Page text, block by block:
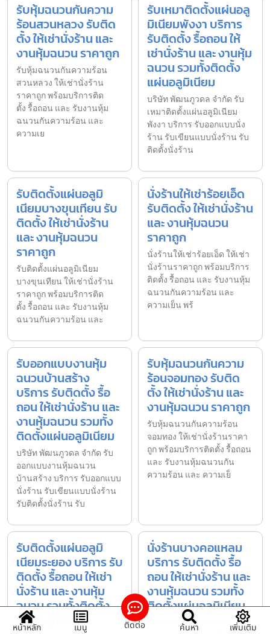
รับหุ้มฉนวนกันความ
ร้อนสวนหลวง รับติด
ตั้ง ให้เช่านั่งร้าน และ
งานหุ้มฉนวน ราคาถูก
รับหุ้มฉนวนกันความร้อน
สวนหลวง ให้เช่านั่งร้าน
ราคาถูก พร้อมบริการติด
ตั้ง รื้อถอน และ รับงานหุ้ม
ฉนวนกันความร้อน และ
ความเย
รับเหมาติดตั้งแผ่นอลู
มิเนียมพังงา บริการ
รับติดตั้ง รื้อถอน ให้
เช่านั่งร้าน และ งานหุ้ม
ฉนวน รวมทั้งติดตั้ง
แผ่นอลูมิเนียม
บริษัท พัฒนภูวดล จำกัด รับ
เหมาติดตั้งแผ่นอลูมิเนียม
พังงา บริการ รับออกแบบนั่ง
ร้าน รับเขียนแบบนั่งร้าน รับ
ติดตั้งนั่งร้าน
รับติดตั้งแผ่นอลูมิ
เนียมบางขุนเทียน รับ
ติดตั้ง ให้เช่านั่งร้าน
และ งานหุ้มฉนวน
ราคาถูก
รับติดตั้งแผ่นอลูมิเนียม
บางขุนเทียน ให้เช่านั่งร้าน
ราคาถูก พร้อมบริการติด
ตั้ง รื้อถอน และ รับงานหุ้ม
ฉนวนกันความร้อน และ
นั่งร้านให้เช่าร้อยเอ็ด
รับติดตั้ง ให้เช่านั่งร้าน
และ งานหุ้มฉนวน
ราคาถูก
นั่งร้านให้เช่าร้อยเอ็ด ให้เช่า
นั่งร้านราคาถูก พร้อมบริการ
ติดตั้ง รื้อถอน และ รับงานหุ้ม
ฉนวนกันความร้อน และ
ความเย็น พร้
รับออกแบบงานหุ้ม
ฉนวนบ้านสร้าง
บริการ รับติดตั้ง รื้อ
ถอน ให้เช่านั่งร้าน และ
งานหุ้มฉนวน รวมทั้ง
ติดตั้งแผ่นอลูมิเนียม
บริษัท พัฒนภูวดล จำกัด รับ
ออกแบบงานหุ้มฉนวน
บ้านสร้าง บริการ รับออกแบบ
นั่งร้าน รับเขียนแบบนั่งร้าน
รับติดตั้งนั่งร้าน รับ
รับหุ้มฉนวนกันความ
ร้อนจอมทอง รับติด
ตั้ง ให้เช่านั่งร้าน และ
งานหุ้มฉนวน ราคาถูก
รับหุ้มฉนวนกันความร้อน
จอมทอง ให้เช่านั่งร้านราคา
ถูก พร้อมบริการติดตั้ง รื้อถอน
และ รับงานหุ้มฉนวนกัน
ความร้อน และ ความเย็
รับติดตั้งแผ่นอลูมิ
เนียมระยอง บริการ รับ
ติดตั้ง รื้อถอน ให้เช่า
นั่งร้าน และ งานหุ้ม
ฉนวน รวมทั้งติดตั้ง
แผ่นอลูมิเนียม
นั่งร้านบางคอแหลม
บริการ รับติดตั้ง รื้อ
ถอน ให้เช่านั่งร้าน และ
งานหุ้มฉนวน รวมทั้ง
ติดตั้งแผ่นอลูมิเนียม
บริษัท พัฒนภูวดล จำกัด นั่ง
หน้าหลัก เมนู ติดต่อ ค้นหา เพิ่มเติม